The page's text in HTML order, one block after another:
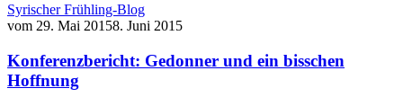
Syrischer Frühling-Blog
vom 29. Mai 20158. Juni 2015
Konferenzbericht: Gedonner und ein bisschen
Hoffnung